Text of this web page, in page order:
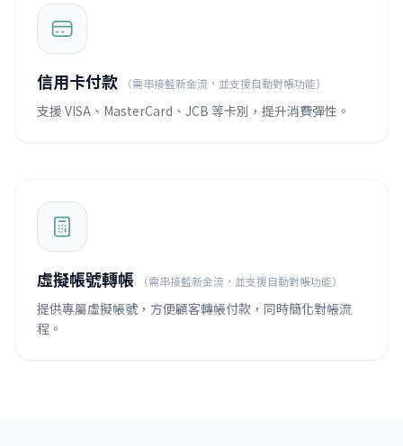
信用卡付款 （需串接藍新金流，並支援自動對帳功能）
支援 VISA、MasterCard、JCB 等卡別，提升消費彈性。
虛擬帳號轉帳 （需串接藍新金流，並支援自動對帳功能）
提供專屬虛擬帳號，方便顧客轉帳付款，同時簡化對帳流
程。